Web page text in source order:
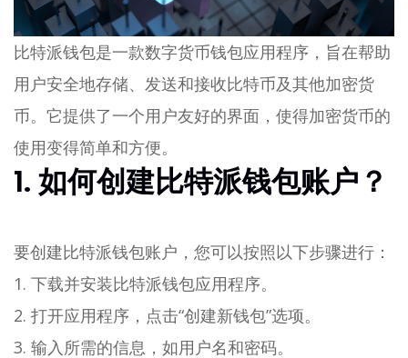
比特派钱包是一款数字货币钱包应用程序，旨在帮助
用户安全地存储、发送和接收比特币及其他加密货
币。它提供了一个用户友好的界面，使得加密货币的
使用变得简单和方便。
1. 如何创建比特派钱包账户？
要创建比特派钱包账户，您可以按照以下步骤进行：
1. 下载并安装比特派钱包应用程序。
2. 打开应用程序，点击“创建新钱包”选项。
3. 输入所需的信息，如用户名和密码。